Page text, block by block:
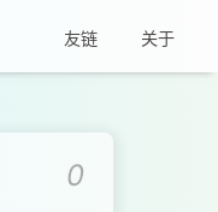
友链 关于